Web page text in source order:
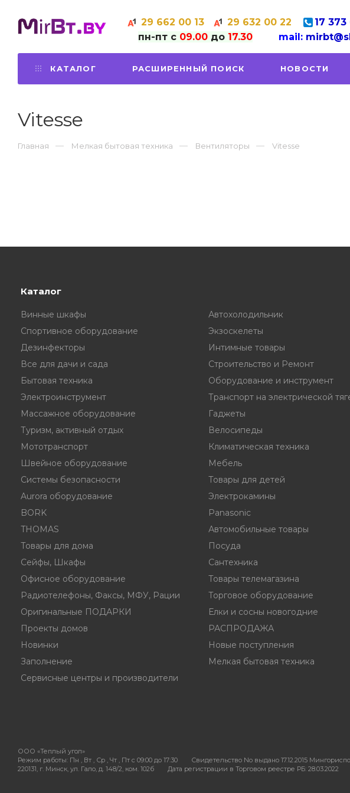
29 662 00 13 29 632 00 22 17373
пн-пт с 09.00 до 17.30 mail:
КАТАЛОГ РАСШИРЕННЫЙ ПОИСК НОВОСТИ
Vitesse
Главная Мелкая бытовая техника Вентиляторы Vitesse
Каталог
Винные шкафы
Автохолодильник
Спортивное оборудование
Экзоскелеты
Дезинфекторы
Интимные товары
Все для дачи и сада
Строительство и Ремонт
Бытовая техника
Оборудование и инструмент
Электроинструмент
Транспорт на электрической
Массажное оборудование
Гаджеты
Туризм, активный отдых
Велосипеды
Мототранспорт
Климатическая техника
Швейное оборудование
Мебель
Системы безопасности
Товары для детей
Aurora оборудование
Электрокамины
BORK
Panasonic
THOMAS
Автомобильные товары
Товары для дома
Посуда
Сейфы, Шкафы
Сантехника
Офисное оборудование
Товары телемагазина
Радиотелефоны, Факсы, МФУ, Рации
Торговое оборудование
Оригинальные ПОДАРКИ
Елки и сосны новогодние
Проекты домов
РАСПРОДАЖА
Новинки
Новые поступления
Заполнение
Мелкая бытовая техника
Сервисные центры и производители
ООО «Теплый угол»
Режим работы: Пн , Вт , Ср , Чт , Пт c 09:00 до 17:30 Свидетельство No выдано 17.12.2015
220131, г. Минск, ул. Гало, д. 148/2, ком. 102б
Дата регистрации в Торговом реестре РБ: 28.03.2022